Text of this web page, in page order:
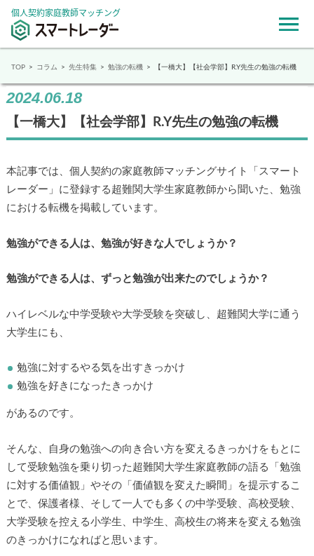
個人契約家庭教師マッチング
TOP コラム 先生特集 勉強の転機 【一橋大】【社会学部】R.Y先生の勉強の転機
2024.06.18
【一橋大】【社会学部】R.Y先生の勉強の転機
本記事では、個人契約の家庭教師マッチングサイト「スマート
レーダー」に登録する超難関大学生家庭教師から聞いた、勉強
における転機を掲載しています。
勉強ができる人は、勉強が好きな人でしょうか？
勉強ができる人は、ずっと勉強が出来たのでしょうか？
ハイレベルな中学受験や大学受験を突破し、超難関大学に通う
大学生にも、
勉強に対するやる気を出すきっかけ
勉強を好きになったきっかけ
があるのです。
そんな、自身の勉強への向き合い方を変えるきっかけをもとに
して受験勉強を乗り切った超難関大学生家庭教師の語る「勉強
に対する価値観」やその「価値観を変えた瞬間」を提示するこ
とで、保護者様、そして一人でも多くの中学受験、高校受験、
大学受験を控える小学生、中学生、高校生の将来を変える勉強
のきっかけになればと思います。